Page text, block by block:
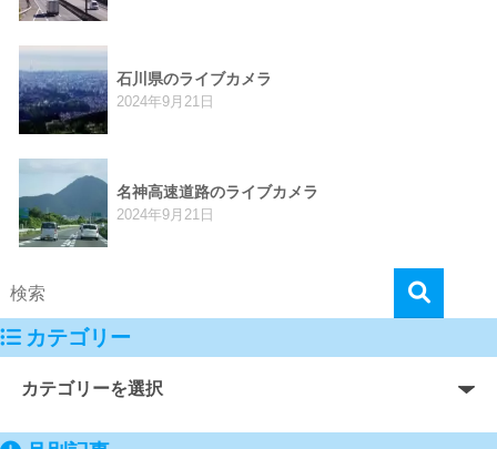
石川県のライブカメラ
2024年9月21日
名神高速道路のライブカメラ
2024年9月21日
カテゴリー